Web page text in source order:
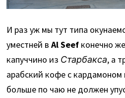
И раз уж мы тут типа
уместней вAl Seef конечно
капуччино из Старбакса, а
арабский кофе с
больше по чаю не должен